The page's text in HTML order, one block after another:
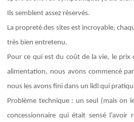
Ils semblent assez réservés.
La propreté des sites est incroyable,
très bien entretenu.
Pour ce qui est du coût de la vie, le prix
alimentation, nous avons commencé
nous les avons fini dans un lidl qui
Problème technique : un seul (mais on
concessionnaire qui était sensé